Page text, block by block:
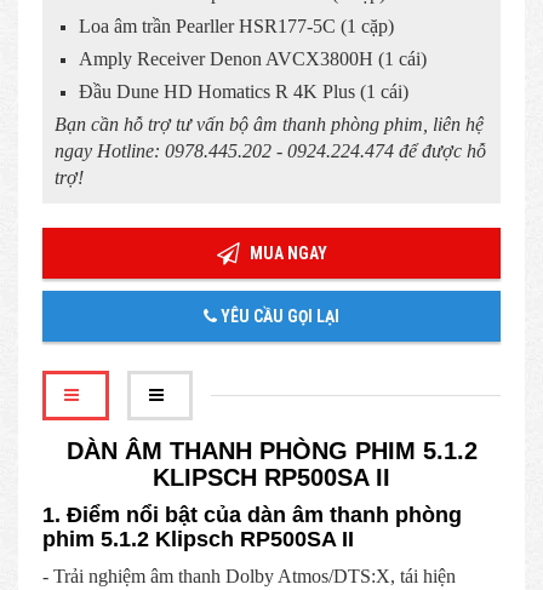
Loa âm trần Pearller HSR177-5C (1 cặp)
Amply Receiver Denon AVCX3800H (1 cái)
Đầu Dune HD Homatics R 4K Plus (1 cái)
Bạn cần hỗ trợ tư vấn bộ âm thanh phòng phim, liên hệ
ngay Hotline: 0978.445.202 - 0924.224.474 để được hỗ
trợ!
MUA NGAY
YÊU CẦU GỌI LẠI
DÀN ÂM THANH PHÒNG PHIM 5.1.2
KLIPSCH RP500SA II
1. Điểm nổi bật của dàn âm thanh phòng
phim 5.1.2 Klipsch RP500SA II
- Trải nghiệm âm thanh Dolby Atmos/DTS:X, tái hiện